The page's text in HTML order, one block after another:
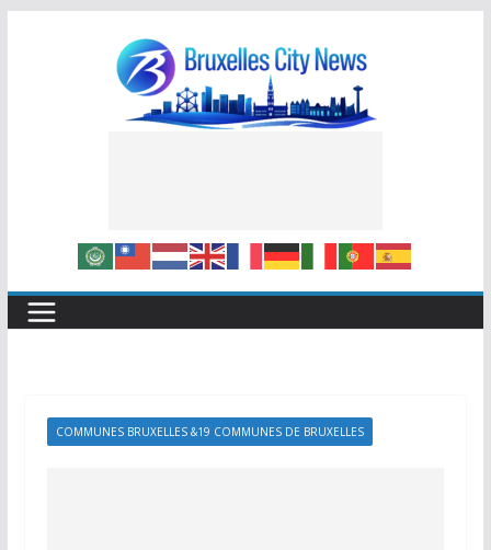
COMMUNES BRUXELLES &19 COMMUNES DE BRUXELLES